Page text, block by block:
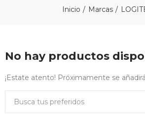
Inicio Marcas
No hay productos
¡Estate atento! Próximamente se